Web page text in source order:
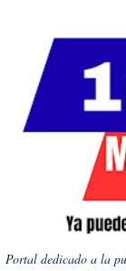
Portal dedicado a la